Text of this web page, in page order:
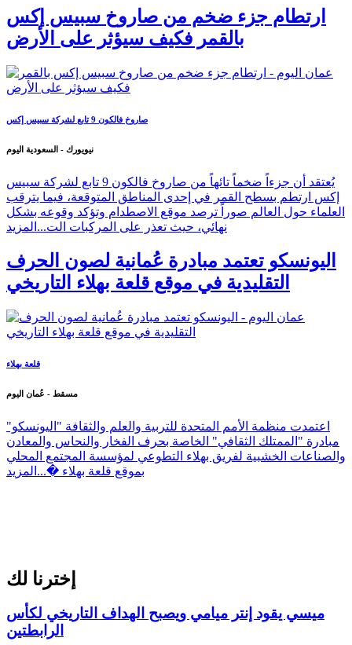
ارتطام جزء ضخم من صاروخ سبيس إكس
بالقمر فكيف سيؤثر على الأرض
صاروخ فالكون 9 تابع لشركة سبيس إكس
نيويورك - السعودية اليوم
يُعتقد أن جزءاً ضخماً تائهاً من صاروخ فالكون 9 تابع لشركة سبيس
إكس ارتطم بسطح القمر في إحدى المناطق المتوقعة، فيما يترقب
العلماء حول العالم صوراً ترصد موقع الاصطدام وتؤكد وقوعه بشكل
نهائي، حيث تعذر على المركبات الت... المزيد
اليونسكو تعتمد مبادرة عُمانية لصون الحرف
التقليدية في موقع قلعة بهلاء التاريخي
قلعة بهلاء
مسقط - عُمان اليوم
اعتمدت منظمة الأمم المتحدة للتربية والعلم والثقافة "اليونسكو"
مبادرة "الممتلك الثقافي" الخاصة بحرف الفخار والنحاس والمعادن
والصناعات الخشبية لفريق بهلاء التطوعي لمؤسسة المجتمع المحلي
بموقع قلعة بهلاء �... المزيد
إخترنا لك
ميسي يقود إنتر ميامي ويصبح الهداف التاريخي لكأس
الرابطتين